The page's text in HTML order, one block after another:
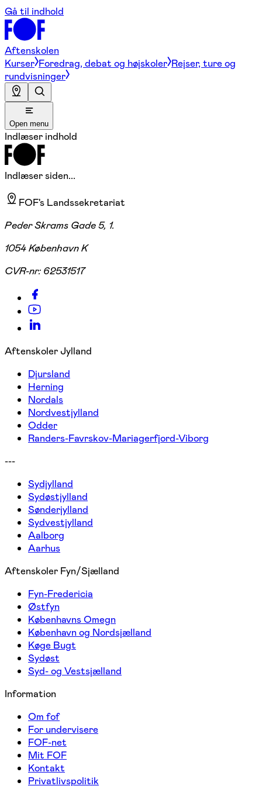
Gå til indhold
Aftenskolen
Kurser Foredrag, debat og højskoler Rejser, ture og
rundvisninger
Open menu
Indlæser indhold
Indlæser siden...
FOF's Landssekretariat
Peder Skrams Gade 5, 1.
1054 København K
CVR-nr: 62531517
Aftenskoler Jylland
Djursland
Herning
Nordals
Nordvestjylland
Odder
Randers-Favrskov-Mariagerfjord-Viborg
---
Sydjylland
Sydøstjylland
Sønderjylland
Sydvestjylland
Aalborg
Aarhus
Aftenskoler Fyn/Sjælland
Fyn-Fredericia
Østfyn
Københavns Omegn
København og Nordsjælland
Køge Bugt
Sydøst
Syd- og Vestsjælland
Information
Om fof
For undervisere
FOF-net
Mit FOF
Kontakt
Privatlivspolitik